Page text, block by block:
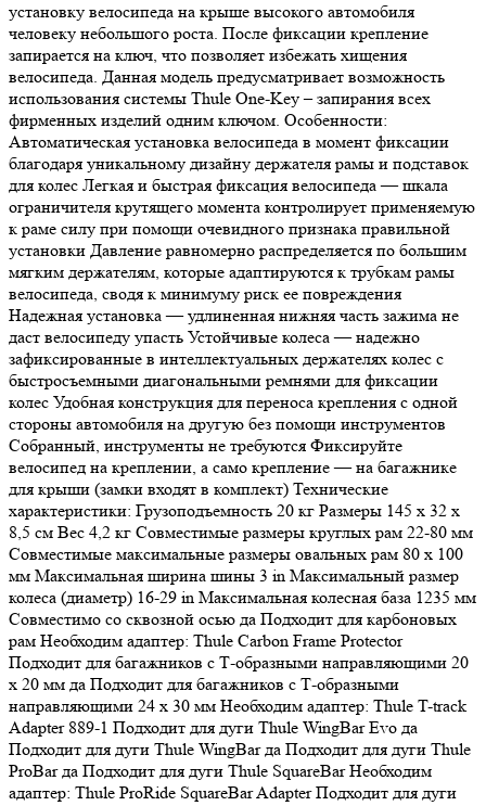
установку велосипеда на крыше высокого автомобиля
человеку небольшого роста. После фиксации крепление
запирается на ключ, что позволяет избежать хищения
велосипеда. Данная модель предусматривает возможность
использования системы Thule One-Key – запирания всех
фирменных изделий одним ключом. Особенности:
Автоматическая установка велосипеда в момент фиксации
благодаря уникальному дизайну держателя рамы и подставок
для колес Легкая и быстрая фиксация велосипеда — шкала
ограничителя крутящего момента контролирует применяемую
к раме силу при помощи очевидного признака правильной
установки Давление равномерно распределяется по большим
мягким держателям, которые адаптируются к трубкам рамы
велосипеда, сводя к минимуму риск ее повреждения
Надежная установка — удлиненная нижняя часть зажима не
даст велосипеду упасть Устойчивые колеса — надежно
зафиксированные в интеллектуальных держателях колес с
быстросъемными диагональными ремнями для фиксации
колес Удобная конструкция для переноса крепления с одной
стороны автомобиля на другую без помощи инструментов
Собранный, инструменты не требуются Фиксируйте
велосипед на креплении, а само крепление — на багажнике
для крыши (замки входят в комплект) Технические
характеристики: Грузоподъемность 20 кг Размеры 145 х 32 х
8,5 см Вес 4,2 кг Совместимые размеры круглых рам 22-80 мм
Совместимые максимальные размеры овальных рам 80 х 100
мм Максимальная ширина шины 3 in Максимальный размер
колеса (диаметр) 16-29 in Максимальная колесная база 1235 мм
Совместимо со сквозной осью да Подходит для карбоновых
рам Необходим адаптер: Thule Carbon Frame Protector
Подходит для багажников с Т-образными направляющими 20
х 20 мм да Подходит для багажников с Т-образными
направляющими 24 х 30 мм Необходим адаптер: Thule T-track
Adapter 889-1 Подходит для дуги Thule WingBar Evo да
Подходит для дуги Thule WingBar да Подходит для дуги Thule
ProBar да Подходит для дуги Thule SquareBar Необходим
адаптер: Thule ProRide SquareBar Adapter Подходит для дуги